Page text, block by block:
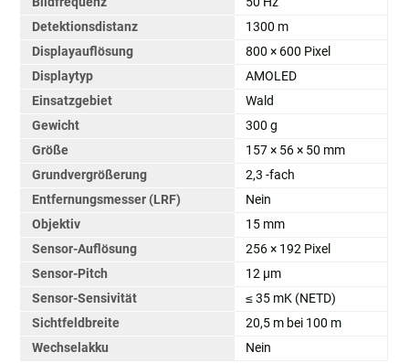
Detektionsdistanz
1300 m
Displayauflösung
800 × 600 Pixel
Displaytyp
AMOLED
Einsatzgebiet
Wald
Gewicht
300 g
Größe
157 × 56 × 50 mm
Grundvergrößerung
2,3 -fach
Entfernungsmesser (LRF)
Nein
Objektiv
15 mm
Sensor-Auflösung
256 × 192 Pixel
Sensor-Pitch
12 µm
Sensor-Sensivität
≤ 35 mK (NETD)
Sichtfeldbreite
20,5 m bei 100 m
Wechselakku
Nein